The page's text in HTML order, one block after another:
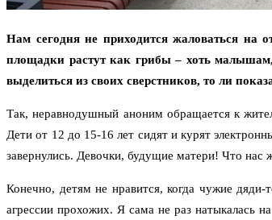
Нам сегодня не приходится жаловаться на
площадки растут как грибы – хоть малышам,
выделиться из своих сверстников, то ли
Так, неравнодушный аноним обращается к
Дети от 12 до 15-16 лет сидят и курят
завернулись. Девочки, будущие матери! Что
Конечно, детям не нравится, когда чужие дяди-
агрессии прохожих. Я сама не раз натыкалась